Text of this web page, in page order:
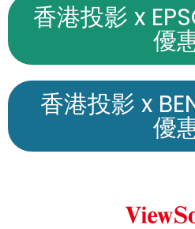
香港投影 x
優
香港投影 x
優